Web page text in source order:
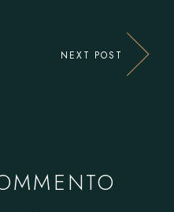
NEXT POST